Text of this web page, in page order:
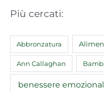
Più cercati:
Abbronzatura
Ann Callaghan
benessere